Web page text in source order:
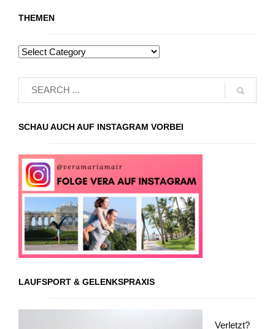
THEMEN
SCHAU AUCH AUF INSTAGRAM VORBEI
LAUFSPORT & GELENKSPRAXIS
Verletzt?